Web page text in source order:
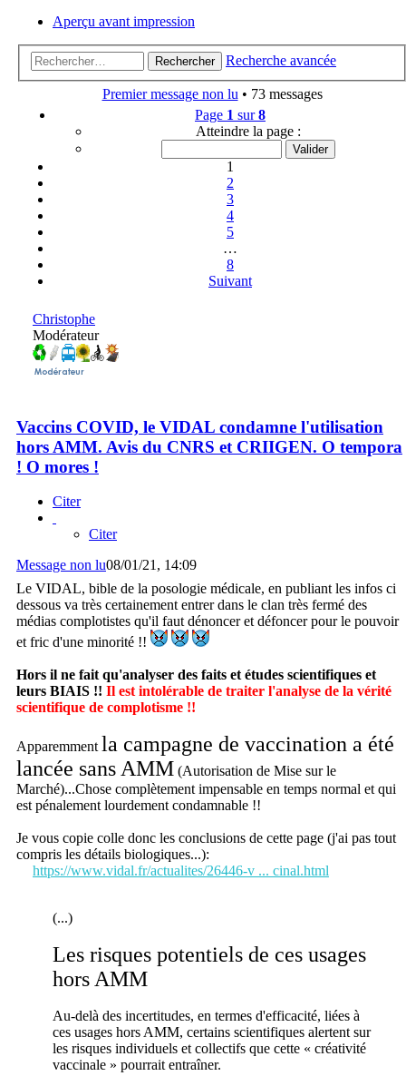
Aperçu avant impression
Rechercher Recherche avancée
Premier message non lu • 73 messages
Page 1 sur8
Atteindre la page :
1
2
3
4
5
…
8
Suivant
Christophe
Modérateur
Vaccins COVID, le VIDAL condamne l'utilisation
hors AMM. Avis du CNRS et CRIIGEN. O tempora
! O mores !
Citer
Citer
Message non lu08/01/21, 14:09
Le VIDAL, bible de la posologie médicale, en publiant les infos ci
dessous va très certainement entrer dans le clan très fermé des
médias complotistes qu'il faut dénoncer et défoncer pour le pouvoir
et fric d'une minorité !!
Hors il ne fait qu'analyser des faits et études scientifiques et
leurs BIAIS !! Il est intolérable de traiter l'analyse de la vérité
scientifique de complotisme !!
Apparemment la campagne de vaccination a été
lancée sans AMM (Autorisation de Mise sur le
Marché)...Chose complètement impensable en temps normal et qui
est pénalement lourdement condamnable !!
Je vous copie colle donc les conclusions de cette page (j'ai pas tout
compris les détails biologiques...):
https://www.vidal.fr/actualites/26446-v ... cinal.html
(...)
Les risques potentiels de ces usages
hors AMM
Au-delà des incertitudes, en termes d'efficacité, liées à
ces usages hors AMM, certains scientifiques alertent sur
les risques individuels et collectifs que cette « créativité
vaccinale » pourrait entraîner.